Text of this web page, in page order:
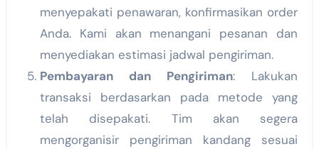
menyepakati penawaran, konfirmasikan order
Anda. Kami akan menangani pesanan dan
menyediakan estimasi jadwal pengiriman.
Pembayaran dan Pengiriman: Lakukan
transaksi berdasarkan pada metode yang
telah disepakati. Tim akan segera
mengorganisir pengiriman kandang sesuai